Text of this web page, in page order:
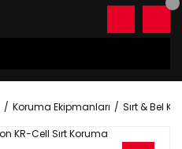
Koruma Ekipmanları Sırt & Bel